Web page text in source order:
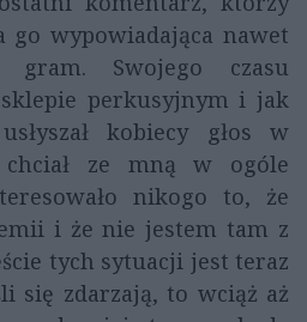
go wypowiadająca nawet
gram. Swojego czasu
perkusyjnym i jak
kobiecy głos w
ze mną w ogóle
nikogo to, że
i że nie jestem tam z
tych sytuacji jest teraz
się zdarzają, to wciąż aż